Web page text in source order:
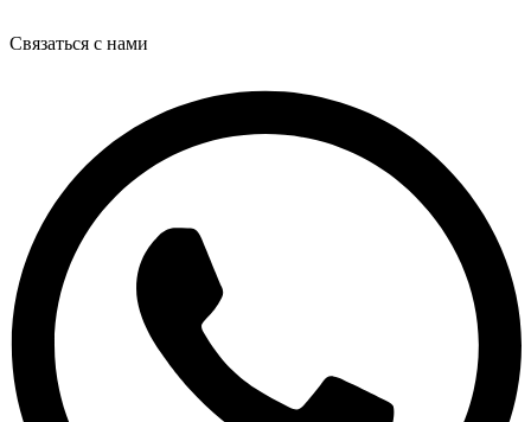
Связаться с нами